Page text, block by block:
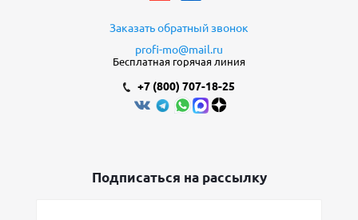
Заказать обратный звонок
profi-mo@mail.ru
Бесплатная горячая линия
+7 (800) 707-18-25
Подписаться на рассылку